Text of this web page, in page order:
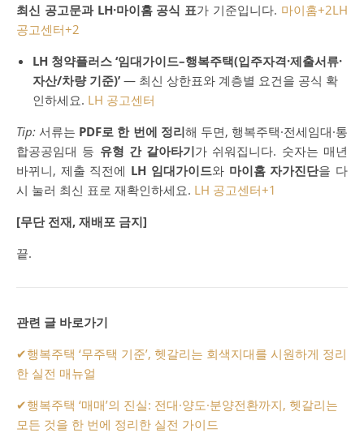
최신 공고문과 LH·마이홈 공식 표가 기준입니다. 마이홈+2LH
공고센터+2
LH 청약플러스 ‘임대가이드–행복주택(입주자격·제출서류·
자산/차량 기준)’ — 최신 상한표와 계층별 요건을 공식 확
인하세요. LH 공고센터
Tip: 서류는 PDF로 한 번에 정리해 두면, 행복주택·전세임대·통
합공공임대 등 유형 간 갈아타기가 쉬워집니다. 숫자는 매년
바뀌니, 제출 직전에 LH 임대가이드와 마이홈 자가진단을 다
시 눌러 최신 표로 재확인하세요. LH 공고센터+1
[무단 전재, 재배포 금지]
끝.
관련 글 바로가기
✔행복주택 ‘무주택 기준’, 헷갈리는 회색지대를 시원하게 정리
한 실전 매뉴얼
✔행복주택 ‘매매’의 진실: 전대·양도·분양전환까지, 헷갈리는
모든 것을 한 번에 정리한 실전 가이드